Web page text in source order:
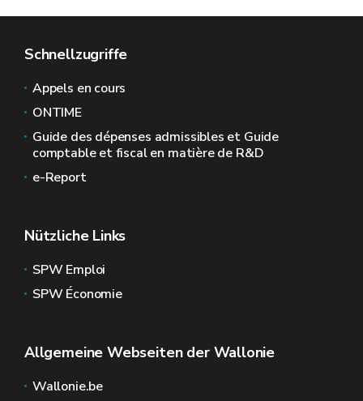
Schnellzugriffe
Appels en cours
ONTIME
Guide des dépenses admissibles et Guide
comptable et fiscal en matière de R&D
e-Report
Nützliche Links
SPW Emploi
SPW Économie
Allgemeine Webseiten der Wallonie
Wallonie.be